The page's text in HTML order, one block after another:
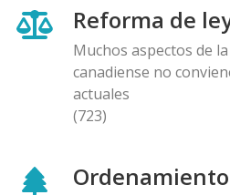
Reforma de
Muchos aspectos de
canadiense no
actuales
(723)